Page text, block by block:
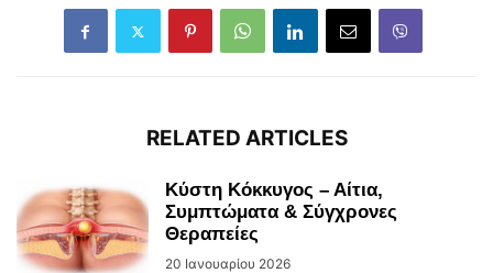
RELATED ARTICLES
Κύστη Κόκκυγος – Αίτια,
Συμπτώματα & Σύγχρονες
Θεραπείες
20 Ιανουαρίου 2026